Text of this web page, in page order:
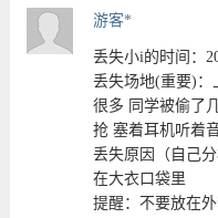
游客*
丢失小i的时间：
丢失场地(重要)：
很多 同学被偷了
抢 塞着耳机听着
丢失原因（自己
在大衣口袋里
提醒：不要放在